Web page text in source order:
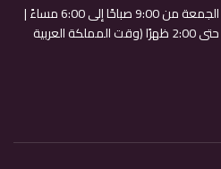
ساعات العمل: من الاثنين إلى الجمعة من 9:00 صباحًا إلى 6:00 مساءً |
السبت من الساعة 9:00 صباحًا حتى 2:00 ظهرًا (وقت المملكة العربية